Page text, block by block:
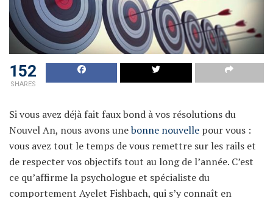
152
SHARES
Si vous avez déjà fait faux bond à vos résolutions du
Nouvel An, nous avons unebonne nouvelle pour vous :
vous avez tout le temps de vous remettre sur les rails et
de respecter vos objectifs tout au long de l’année. C’est
ce qu’affirme la psychologue et spécialiste du
comportement Ayelet Fishbach, qui s’y connaît en